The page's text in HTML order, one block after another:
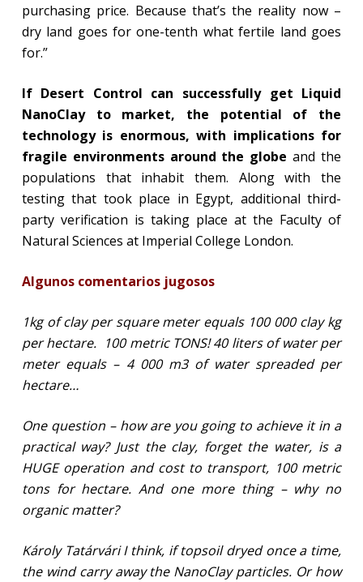
purchasing price. Because that’s the reality now –
dry land goes for one-tenth what fertile land goes
for.”
If Desert Control can successfully get Liquid
NanoClay to market, the potential of the
technology is enormous, with implications for
fragile environments around the globe and the
populations that inhabit them. Along with the
testing that took place in Egypt, additional third-
party verification is taking place at the Faculty of
Natural Sciences at Imperial College London.
Algunos comentarios jugosos
1kg of clay per square meter equals 100 000 clay kg
per hectare. 100 metric TONS! 40 liters of water per
meter equals – 4 000 m3 of water spreaded per
hectare…
One question – how are you going to achieve it in a
practical way? Just the clay, forget the water, is a
HUGE operation and cost to transport, 100 metric
tons for hectare. And one more thing – why no
organic matter?
Károly Tatárvári I think, if topsoil dryed once a time,
the wind carry away the NanoClay particles. Or how